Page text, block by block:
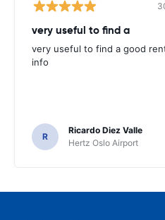
very useful to find a
very useful to find a good
info
R
Ricardo Diez Valle
Hertz Oslo Airport